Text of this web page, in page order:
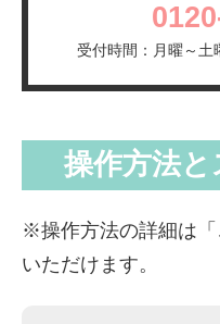
受付時間：月曜～
操作方法
※操作方法の詳細は
いただけます。